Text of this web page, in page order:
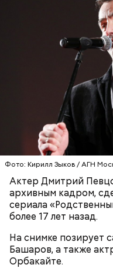
Фото: Кирилл Зыков / АГН
Актер Дмитрий
архивным кадром,
сериала
более 17 лет назад.
На снимке позирует
Башаров, а также
Орбакайте.
Святитель Николай
скончался в
преданию, мощи
и источали
множество людей. В
Угодника были
Бар (Бари), где
Кабачки в овощном